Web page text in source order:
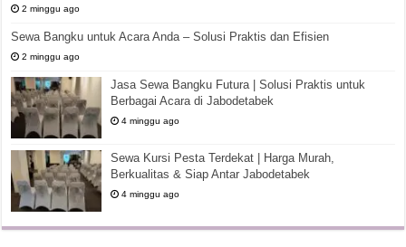
2 minggu ago
Sewa Bangku untuk Acara Anda – Solusi Praktis dan Efisien
2 minggu ago
Jasa Sewa Bangku Futura | Solusi Praktis untuk
Berbagai Acara di Jabodetabek
4 minggu ago
Sewa Kursi Pesta Terdekat | Harga Murah,
Berkualitas & Siap Antar Jabodetabek
4 minggu ago